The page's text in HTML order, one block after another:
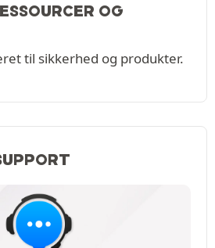
OG
til sikkerhed og produkter.